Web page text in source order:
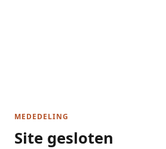
MEDEDELING
Site gesloten